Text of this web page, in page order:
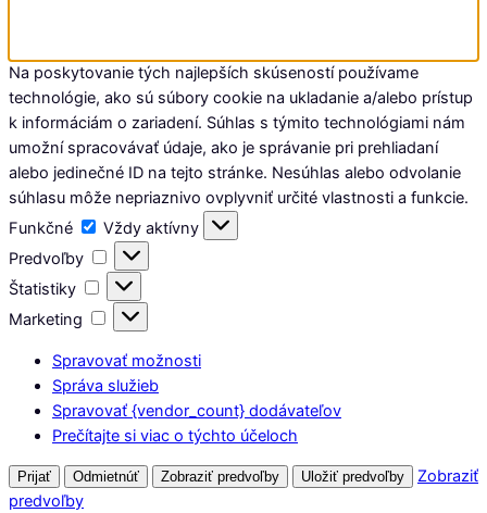
Na poskytovanie tých najlepších skúseností používame
technológie, ako sú súbory cookie na ukladanie a/alebo prístup
k informáciám o zariadení. Súhlas s týmito technológiami nám
umožní spracovávať údaje, ako je správanie pri prehliadaní
alebo jedinečné ID na tejto stránke. Nesúhlas alebo odvolanie
súhlasu môže nepriaznivo ovplyvniť určité vlastnosti a funkcie.
Funkčné
Funkčné
Vždy aktívny
Predvoľby
Predvoľby
Štatistiky
Štatistiky
Marketing
Marketing
Spravovať možnosti
Správa služieb
Spravovať {vendor_count} dodávateľov
Prečítajte si viac o týchto účeloch
Prijať Odmietnúť Zobraziť predvoľby Uložiť predvoľby
Zobraziť
predvoľby